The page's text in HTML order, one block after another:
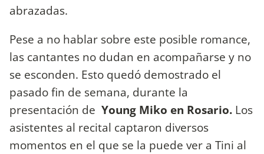
abrazadas.
Pese a no hablar sobre este posible romance,
las cantantes no dudan en acompañarse y no
se esconden. Esto quedó demostrado el
pasado fin de semana, durante la
presentación de Young Miko en Rosario. Los
asistentes al recital captaron diversos
momentos en el que se la puede ver a Tini al